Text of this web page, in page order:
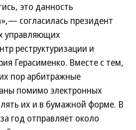
это данность
согласилась президент
управляющих
реструктуризации и
Герасименко. Вместе с тем,
пор арбитражные
помимо электронных
их и в бумажной форме. В
год отправляет около